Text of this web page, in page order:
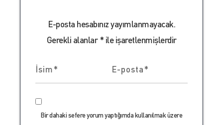
E-posta hesabınız yayımlanmayacak.
Gerekli alanlar* ile işaretlenmişlerdir
Bir dahaki sefere yorum yaptığımda kullanılmak üzere